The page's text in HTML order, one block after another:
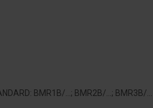
BMR1B/...; BMR2B/...; BMR3B/...